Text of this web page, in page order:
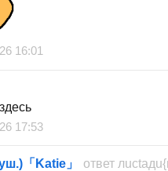
16:01
17:53
「Katie」 ответ